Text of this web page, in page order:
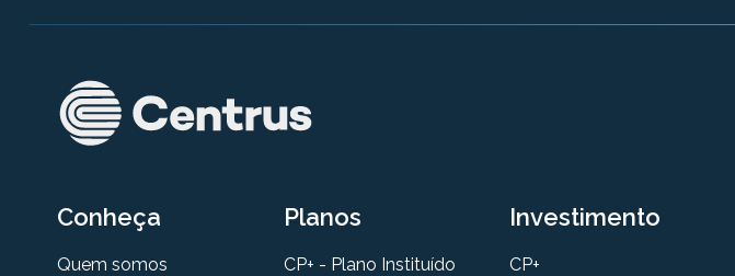
Conheça
Quem somos
Planos
CP+ - Plano Instituído
Investimento
CP+